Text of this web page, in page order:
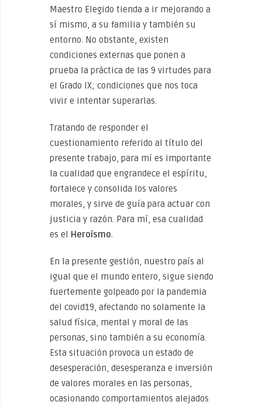
Maestro Elegido tienda a ir mejorando a
sí mismo, a su familia y también su
entorno. No obstante, existen
condiciones externas que ponen a
prueba la práctica de las 9 virtudes para
el Grado IX; condiciones que nos toca
vivir e intentar superarlas.
Tratando de responder el
cuestionamiento referido al título del
presente trabajo, para mí es importante
la cualidad que engrandece el espíritu,
fortalece y consolida los valores
morales, y sirve de guía para actuar con
justicia y razón. Para mí, esa cualidad
es el Heroísmo.
En la presente gestión, nuestro país al
igual que el mundo entero, sigue siendo
fuertemente golpeado por la pandemia
del covid19, afectando no solamente la
salud física, mental y moral de las
personas, sino también a su economía.
Esta situación provoca un estado de
desesperación, desesperanza e inversión
de valores morales en las personas,
ocasionando comportamientos alejados